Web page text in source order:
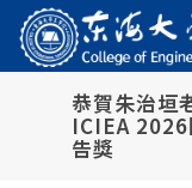
恭賀朱治垣
ICIEA
告獎